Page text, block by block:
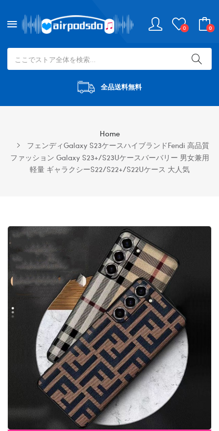
0 0
全品送料無料
Home
フェンディgalaxy S23ケースハイブランドFendi 高品質
ファッション Galaxy S23+/S23Uケースバーバリー 男女兼用
軽量 ギャラクシーS22/S22+/S22Uケース 大人気